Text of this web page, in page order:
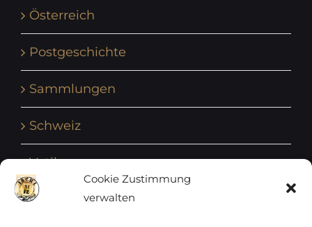
Cookie Zustimmung
verwalten
Österreich
Postgeschichte
Sammlungen
Schweiz
Vatikan
Vereinte Nationen